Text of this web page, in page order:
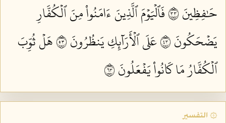
حَٰفِظِينَ ٣٣
فَٱلۡيَوۡمَ ٱلَّذِينَ ءَامَنُواْ مِنَ ٱلۡكُفَّارِ
يَضۡحَكُونَ ٣٤
عَلَى ٱلۡأَرَآئِكِ يَنظُرُونَ ٣٥
هَلۡ ثُوِّبَ
ٱلۡكُفَّارُ مَا كَانُواْ يَفۡعَلُونَ ٣٦
۞ التفسير